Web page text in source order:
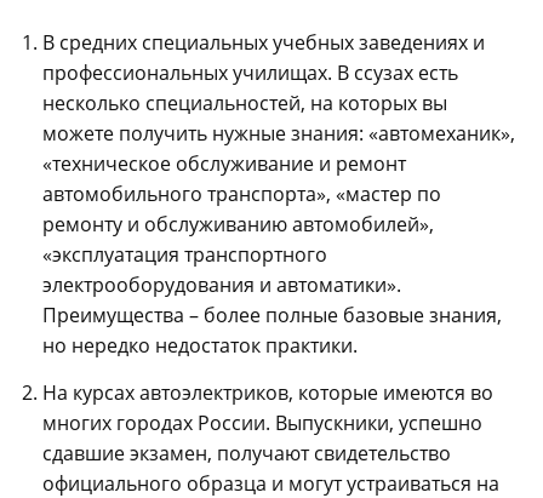
В средних специальных учебных заведениях и
профессиональных училищах. В ссузах есть
несколько специальностей, на которых вы
можете получить нужные знания: «автомеханик»,
«техническое обслуживание и ремонт
автомобильного транспорта», «мастер по
ремонту и обслуживанию автомобилей»,
«эксплуатация транспортного
электрооборудования и автоматики».
Преимущества – более полные базовые знания,
но нередко недостаток практики.
На курсах автоэлектриков, которые имеются во
многих городах России. Выпускники, успешно
сдавшие экзамен, получают свидетельство
официального образца и могут устраиваться на